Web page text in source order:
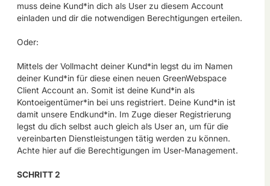
muss deine Kund*in dich als User zu diesem Account
einladen und dir die notwendigen Berechtigungen erteilen.
Oder:
Mittels der Vollmacht deiner Kund*in legst du im Namen
deiner Kund*in für diese einen neuen GreenWebspace
Client Account an. Somit ist deine Kund*in als
Kontoeigentümer*in bei uns registriert. Deine Kund*in ist
damit unsere Endkund*in. Im Zuge dieser Registrierung
legst du dich selbst auch gleich als User an, um für die
vereinbarten Dienstleistungen tätig werden zu können.
Achte hier auf die Berechtigungen im User-Management.
SCHRITT 2